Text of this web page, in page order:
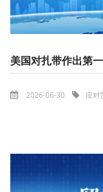
美国对扎带作出第
2026-06-30 应对